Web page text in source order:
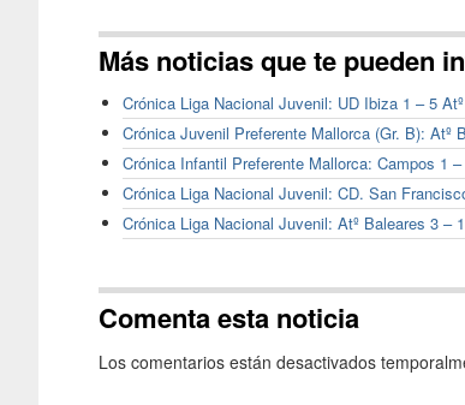
Más noticias que te pueden
Crónica Liga Nacional Juvenil: UD Ibiza 1 – 5
Crónica Juvenil Preferente Mallorca (Gr. B): Atº
Crónica Infantil Preferente Mallorca: Campos 1
Crónica Liga Nacional Juvenil: CD. San
Crónica Liga Nacional Juvenil: Atº Baleares 3 –
Comenta esta noticia
Los comentarios están desactivados